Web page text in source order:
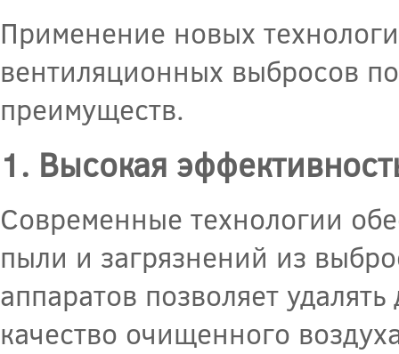
Применение новых
вентиляционных выбросов
преимуществ.
1. Высокая
Современные технологии
пыли и загрязнений из
аппаратов позволяет
качество очищенного